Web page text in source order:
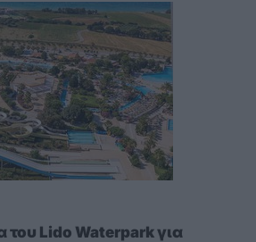
του Lido Waterpark για